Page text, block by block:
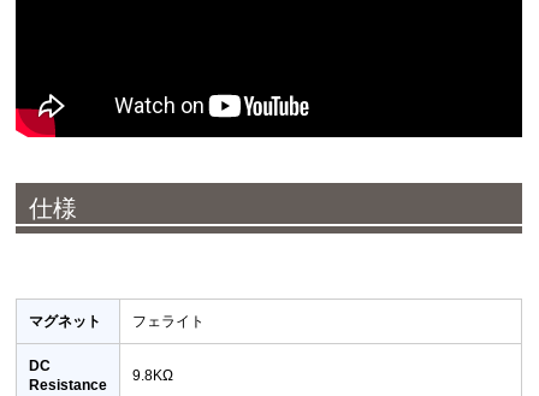
仕様
マグネット フェライト
DC
Resistance
9.8KΩ